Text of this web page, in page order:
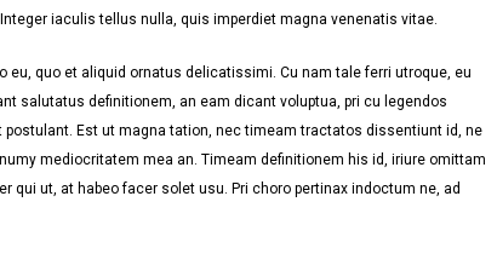
iaculis tellus nulla, quis imperdiet magna venenatis vitae.
quo et aliquid ornatus delicatissimi. Cu nam tale ferri utroque, eu
salutatus definitionem, an eam dicant voluptua, pri cu legendos
Est ut magna tation, nec timeam tractatos dissentiunt id, ne
mediocritatem mea an. Timeam definitionem his id, iriure omittam
qui ut, at habeo facer solet usu. Pri choro pertinax indoctum ne, ad